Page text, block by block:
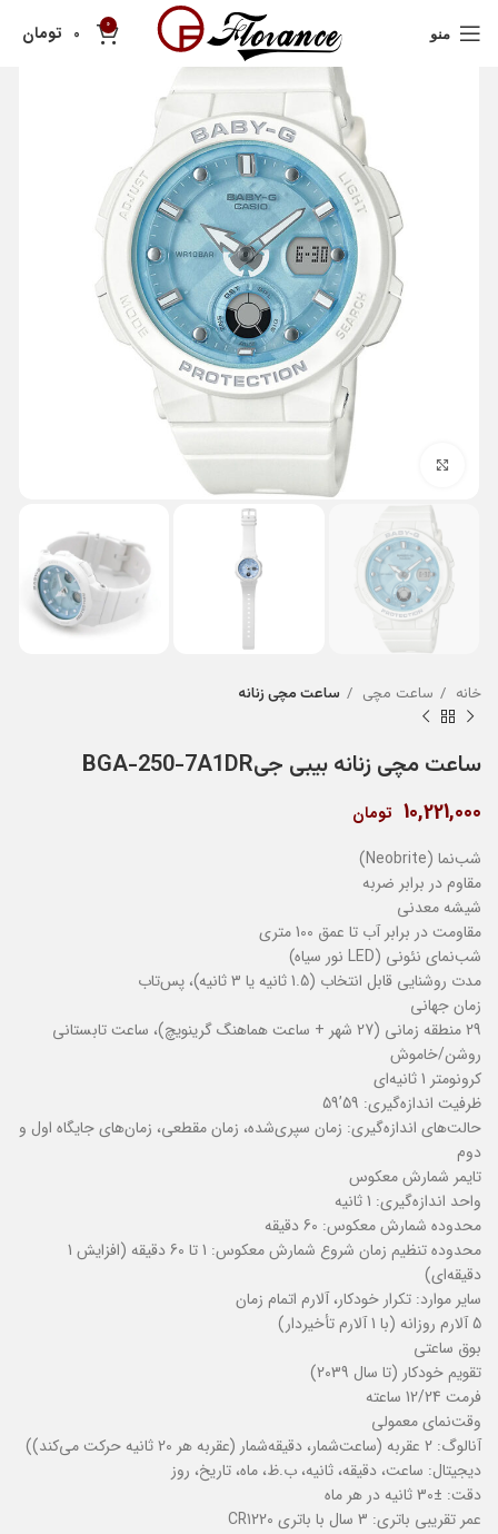
منو 0
0 تومان
بزرگنمایی تصویر
خانه ساعت مچی ساعت مچی زنانه
ساعت مچی زنانه بیبی جیBGA-250-7A1DR
10,221,000 تومان
شب‌نما (Neobrite)
مقاوم در برابر ضربه
شیشه معدنی
مقاومت در برابر آب تا عمق 100 متری
شب‌نمای نئونی (LED نور سیاه)
مدت روشنایی قابل انتخاب (1.5 ثانیه یا 3 ثانیه)، پس‌تاب
زمان جهانی
29 منطقه زمانی (27 شهر + ساعت هماهنگ گرینویچ)، ساعت تابستانی
روشن/خاموش
کرونومتر 1 ثانیه‌ای
ظرفیت اندازه‌گیری: 59’59
حالت‌های اندازه‌گیری: زمان سپری‌شده، زمان مقطعی، زمان‌های جایگاه اول و
دوم
تایمر شمارش معکوس
واحد اندازه‌گیری: 1 ثانیه
محدوده شمارش معکوس: 60 دقیقه
محدوده تنظیم زمان شروع شمارش معکوس: 1 تا 60 دقیقه (افزایش 1
دقیقه‌ای)
سایر موارد: تکرار خودکار، آلارم اتمام زمان
5 آلارم روزانه (با 1 آلارم تأخیردار)
بوق ساعتی
تقویم خودکار (تا سال 2039)
فرمت 12/24 ساعته
وقت‌نمای معمولی
آنالوگ: 2 عقربه (ساعت‌شمار، دقیقه‌شمار (عقربه هر 20 ثانیه حرکت می‌کند))
دیجیتال: ساعت، دقیقه، ثانیه، ب.ظ، ماه، تاریخ، روز
دقت: ±30 ثانیه در هر ماه
عمر تقریبی باتری: 3 سال با باتری CR1220